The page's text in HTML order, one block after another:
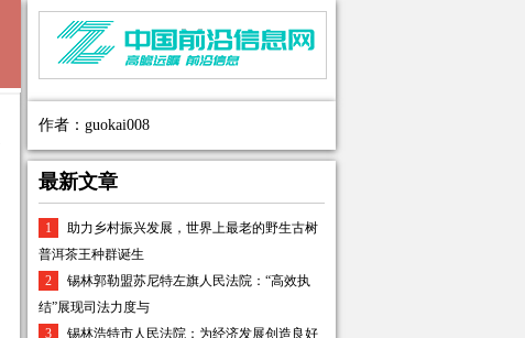
作者：guokai008
最新文章
1
助力乡村振兴发展，世界上最老的野生古树
普洱茶王种群诞生
2
锡林郭勒盟苏尼特左旗人民法院：“高效执
结”展现司法力度与
3
锡林浩特市人民法院：为经济发展创造良好